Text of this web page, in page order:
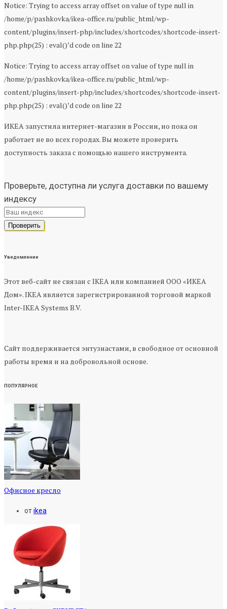
Notice: Trying to access array offset on value of type null in
/home/p/pashkovka/ikea-office.ru/public_html/wp-
content/plugins/insert-php/includes/shortcodes/shortcode-insert-
php.php(25) : eval()’d code on line 22
Notice: Trying to access array offset on value of type null in
/home/p/pashkovka/ikea-office.ru/public_html/wp-
content/plugins/insert-php/includes/shortcodes/shortcode-insert-
php.php(25) : eval()’d code on line 22
ИКЕА запустила интернет-магазин в России, но пока он
работает не во всех городах. Вы можете проверить
доступность заказа с помощью нашего инструмента.
Проверьте, доступна ли услуга доставки по вашему
индексу
Уведомление
Этот веб-сайт не связан с IKEA или компанией ООО «ИКЕА
Дом». IKEA является зарегистрированной торговой маркой
Inter-IKEA Systems B.V.
Сайт поддерживается энтузиастами, в свободное от основной
работы время и на добровольной основе.
ПОПУЛЯРНОЕ
Офисное кресло
отikea